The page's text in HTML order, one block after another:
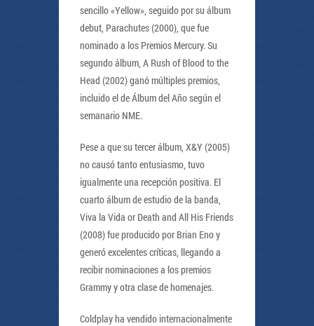
sencillo «Yellow», seguido por su álbum
debut, Parachutes (2000), que fue
nominado a los Premios Mercury. Su
segundo álbum, A Rush of Blood to the
Head (2002) ganó múltiples premios,
incluido el de Álbum del Año según el
semanario NME.
Pese a que su tercer álbum, X&Y (2005)
no causó tanto entusiasmo, tuvo
igualmente una recepción positiva. El
cuarto álbum de estudio de la banda,
Viva la Vida or Death and All His Friends
(2008) fue producido por Brian Eno y
generó excelentes críticas, llegando a
recibir nominaciones a los premios
Grammy y otra clase de homenajes.
Coldplay ha vendido internacionalmente